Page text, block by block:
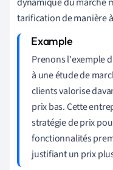
tarification de manière
Prenons l'exemple
à une étude de
clients valorise
prix bas. Cette
stratégie de prix
fonctionnalités
justifiant un prix